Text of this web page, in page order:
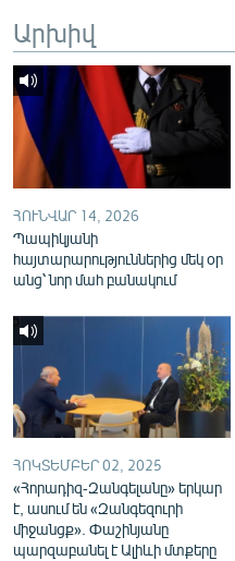
English
Русский
ՀԵՏԵՎԵՔ ՄԵԶ
«Ազատության» բոլոր
Արխիվ
ՀՈՒՆՎԱՐ 14, 2026
Պապիկյանի
հայտարարություններից մեկ օր
անց՝ նոր մահ բանակում
ՀՈԿՏԵՄԲԵՐ 02, 2025
«Հորադիզ-Զանգելանը» երկար
է, ասում են «Զանգեզուրի
միջանցք». Փաշինյանը
պարզաբանել է Ալիևի մտքերը